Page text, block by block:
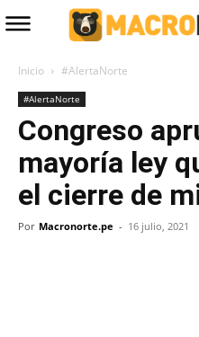
Inicio #AlertaNorte
#AlertaNorte
Congreso
mayoría ley
el cierre de
Por Macronorte.pe - 16 julio, 2021